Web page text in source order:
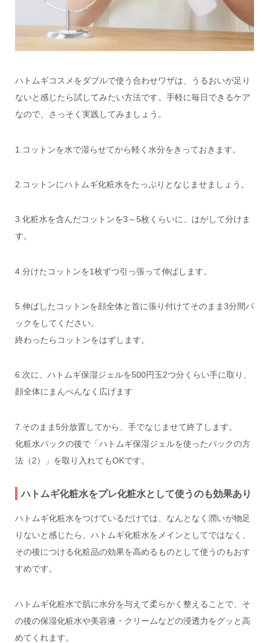
ハトムギコスメをダブルで使う合わせワザは、うるおいが足り
ないと感じたら試してみたい方法です。手軽に毎日できるケア
なので、さっそく実践してみましょう。
1.コットンを水で湿らせてから軽く水分をきっておきます。
2.コットンにハトムギ化粧水をたっぷりとなじませましょう。
3.化粧水を含んだコットンを3～5枚くらいに、はがして分けま
す。
4.分けたコットンを1枚ずつ引っ張って伸ばします。
5.伸ばしたコットンを顔全体と首に張り付けてそのまま3分間パ
ックをしてください。
終わったらコットンをはずします。
6.次に、ハトムギ保湿ジェルを500円玉2つ分くらい手に取り、
顔全体にまんべんなく広げます
7.そのまま5分放置してから、手でなじませて終了します。
化粧水パックの後で「ハトムギ保湿ジェルを使ったパックの方
法（2）」を取り入れてもOKです。
ハトムギ化粧水をプレ化粧水として使うのも効果あり
ハトムギ化粧水をつけているだけでは、なんとなく潤いが物足
りないと感じたら、ハトムギ化粧水をメインとしてではなく、
その後につける化粧品の効果を高めるものとして使うのもおす
すめです。
ハトムギ化粧水で肌に水分を与えて柔らかく整えることで、そ
の後の保湿化粧水や美容液・クリームなどの浸透力をグッと高
めてくれます。